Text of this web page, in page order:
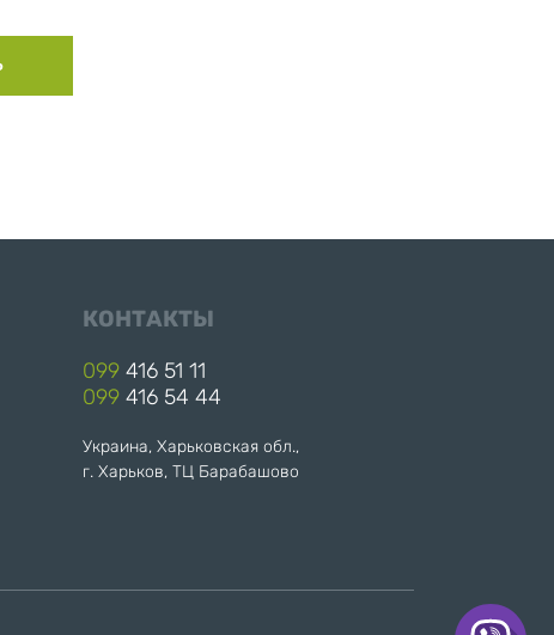
КОНТАКТЫ
099416 51 11
099416 54 44
Украина, Харьковская обл.,
г. Харьков, ТЦ Барабашово